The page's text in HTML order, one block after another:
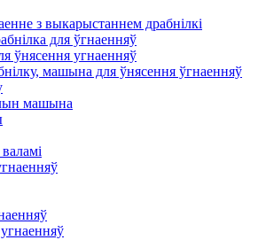
з выкарыстаннем драбнілкі
для ўгнаенняў
ўнясення угнаенняў
машына для ўнясення ўгнаенняў
машына